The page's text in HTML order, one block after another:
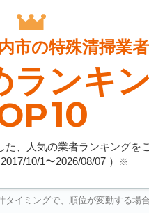
市の特殊清掃業者
ランキ
10
、人気の業者ランキングをご
10/1〜2026/08/07） ※
イミングで、順位が変動する場合